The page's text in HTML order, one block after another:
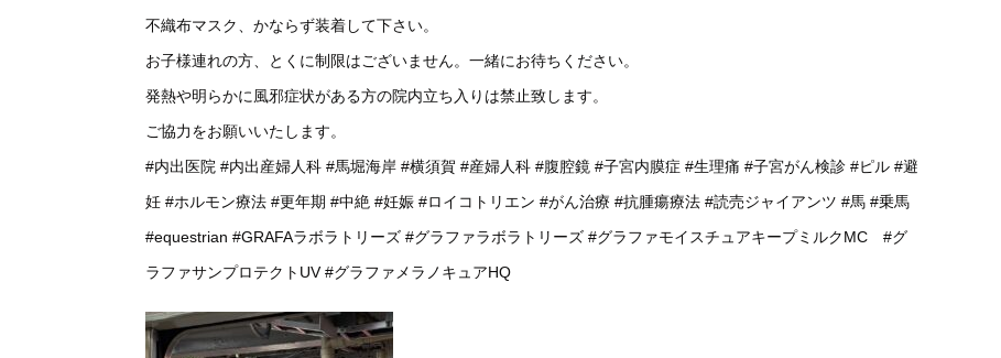
不織布マスク、かならず装着して下さい。
お子様連れの方、とくに制限はございません。一緒にお待ちください。
発熱や明らかに風邪症状がある方の院内立ち入りは禁止致します。
ご協力をお願いいたします。
#内出医院 #内出産婦人科 #馬堀海岸 #横須賀 #産婦人科 #腹腔鏡 #子宮内膜症 #生理痛 #子宮がん検診 #ピル #避
妊 #ホルモン療法 #更年期 #中絶 #妊娠 #ロイコトリエン #がん治療 #抗腫瘍療法 #読売ジャイアンツ #馬 #乗馬
#equestrian #GRAFAラボラトリーズ #グラファラボラトリーズ #グラファモイスチュアキープミルクMC
#グ
ラファサンプロテクトUV #グラファメラノキュアHQ